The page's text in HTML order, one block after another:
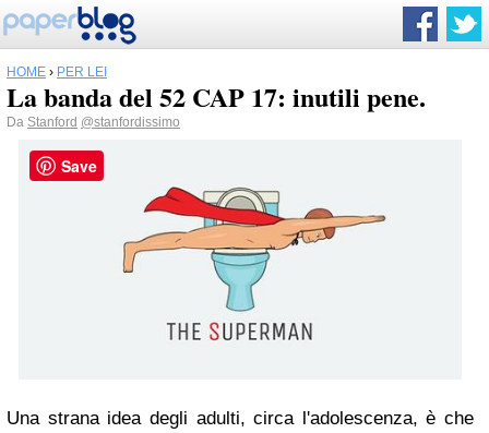
HOME › PER LEI
La banda del 52 CAP 17: inutili pene.
Da Stanford @stanfordissimo
Una strana idea degli adulti, circa l'adolescenza, è che
Save